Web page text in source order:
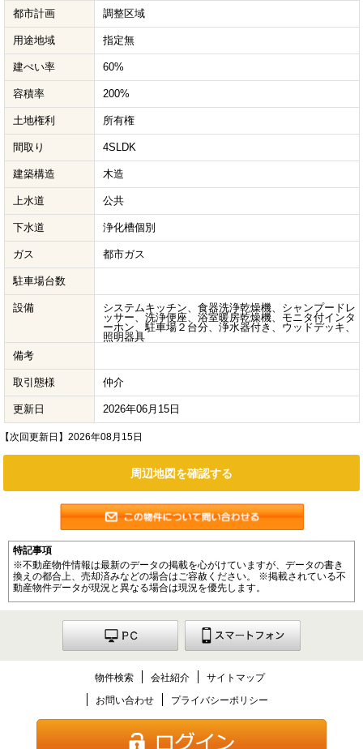
都市計画 調整区域
用途地域 指定無
建ぺい率 60%
容積率 200%
土地権利 所有権
間取り 4SLDK
建築構造 木造
上水道 公共
下水道 浄化槽個別
ガス 都市ガス
駐車場台数
設備
システムキッチン、食器洗浄乾燥機、シャンプードレ
ッサー、洗浄便座、浴室暖房乾燥機、モニタ付インタ
ーホン、駐車場２台分、浄水器付き、ウッドデッキ、
照明器具
備考
取引態様 仲介
更新日 2026年06月15日
【次回更新日】2026年08月15日
周辺地図を確認する
特記事項
※不動産物件情報は最新のデータの掲載を心がけていますが、データの書き
換えの都合上、売却済みなどの場合はご容赦ください。 ※掲載されている不
動産物件データが現況と異なる場合は現況を優先します。
物件検索 会社紹介
サイトマップ
お問い合わせ
プライバシーポリシー